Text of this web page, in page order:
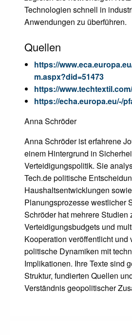
Technologien schnell in
Anwendungen zu überführen.
Quellen
https://
m.aspx?did=51473
https://
https://echa.europa.eu/-/
Anna Schröder
Anna Schröder ist erfahrene
einem Hintergrund in
Verteidigungspolitik. Sie
Tech.de politische
Haushaltsentwicklungen
Planungsprozesse westlicher
Schröder hat mehrere Studien
Verteidigungsbudgets und
Kooperation veröffentlicht und
politische Dynamiken mit
Implikationen. Ihre Texte sind
Struktur, fundierten Quellen
Verständnis geopolitischer